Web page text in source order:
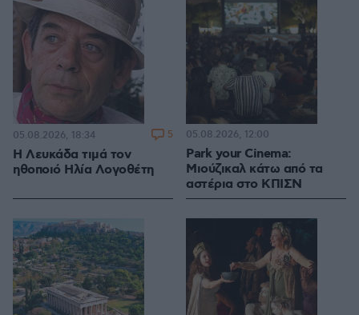
Η Λευκάδα τιμά τον
ηθοποιό Ηλία Λογοθέτη
05.08.2026, 18:34 5
Park your Cinema:
Μιούζικαλ κάτω από τα
αστέρια στο ΚΠΙΣΝ
05.08.2026, 12:00